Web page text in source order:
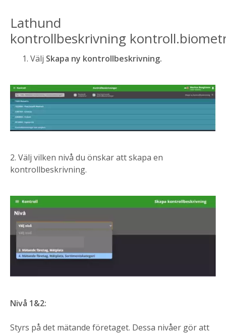
Lathund
kontrollbeskrivning
Välj Skapa ny kontrollbeskrivning.
2. Välj vilken nivå du önskar att skapa en
kontrollbeskrivning.
Nivå 1&2:
Styrs på det mätande företaget. Dessa nivåer gör att